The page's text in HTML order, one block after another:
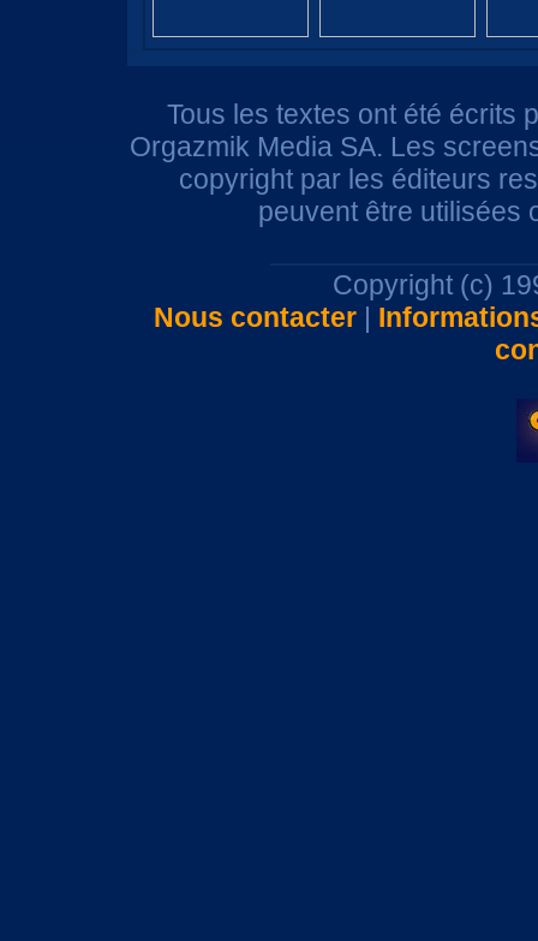
Tous les textes ont été écrits
Orgazmik Media SA. Les
copyright par les éditeurs
peuvent être utilisées
Copyright (c)
Nous contacter|